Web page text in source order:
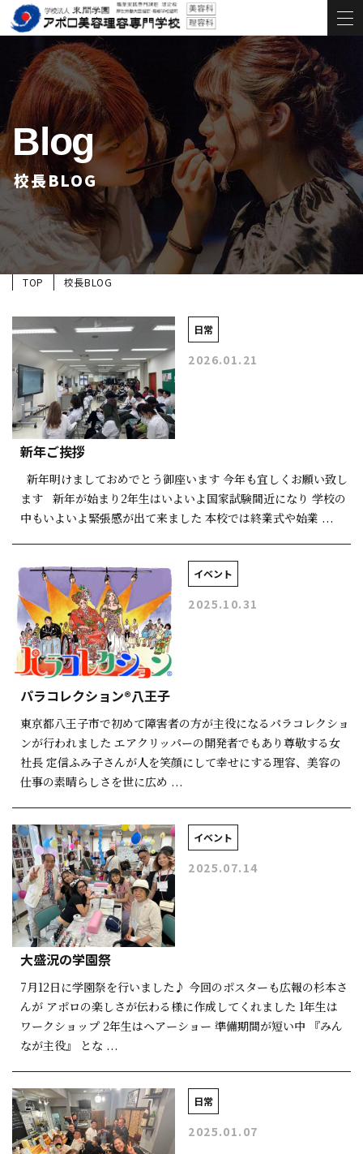
Blog
校長BLOG
TOP 校長BLOG
日常
2026.01.21
新年ご挨拶
新年明けましておめでとう御座います 今年も宜しくお願い致し
ます 新年が始まり2年生はいよいよ国家試験間近になり 学校の
中もいよいよ緊張感が出て来ました 本校では終業式や始業 ...
イベント
2025.10.31
パラコレクション®︎八王子
東京都八王子市で初めて障害者の方が主役になるパラコレクショ
ンが行われました エアクリッパーの開発者でもあり尊敬する女
社長 定信ふみ子さんが人を笑顔にして幸せにする理容、美容の
仕事の素晴らしさを世に広め ...
イベント
2025.07.14
大盛況の学園祭
7月12日に学園祭を行いました♪ 今回のポスターも広報の杉本さ
んが アポロの楽しさが伝わる様に作成してくれました 1年生は
ワークショップ 2年生はヘアーショー 準備期間が短い中 『みん
なが主役』 とな ...
日常
2025.01.07